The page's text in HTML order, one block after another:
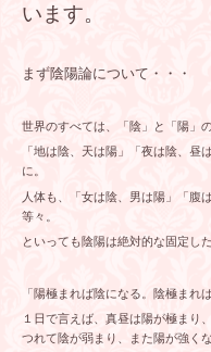
います。
まず陰陽論について・・・
世界のすべては、「陰」と「陽」
「地は陰、天は陽」「夜は陰、昼
に。
人体も、「女は陰、男は陽」「腹
等々。
といっても陰陽は絶対的な固定し
「陽極まれば陰になる。陰極まれ
１日で言えば、真昼は陽が極まり
つれて陰が弱まり、また陽が強く